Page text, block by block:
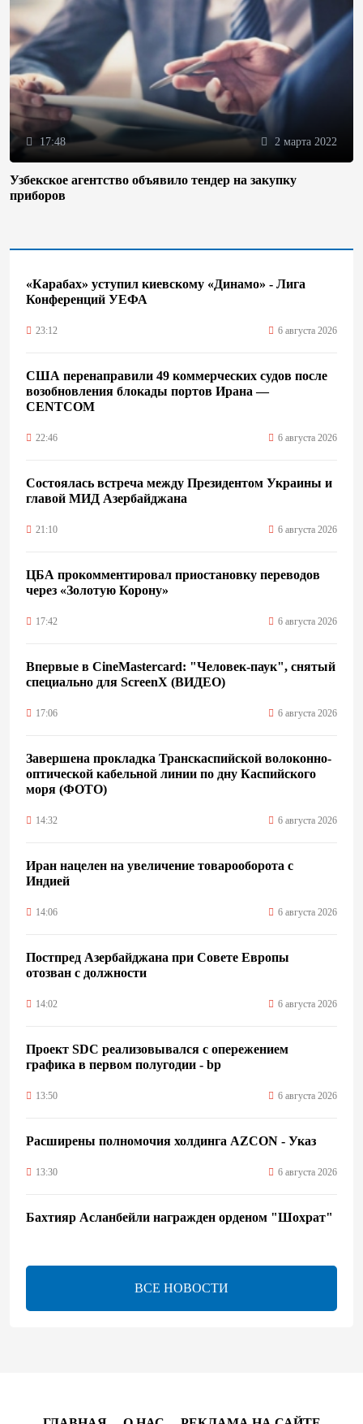
17:48 2 марта 2022
Узбекское агентство объявило тендер на закупку
приборов
«Карабах» уступил киевскому «Динамо» - Лига
Конференций УЕФА
23:12 6 августа 2026
США перенаправили 49 коммерческих судов после
возобновления блокады портов Ирана —
CENTCOM
22:46 6 августа 2026
Состоялась встреча между Президентом Украины и
главой МИД Азербайджана
21:10 6 августа 2026
ЦБА прокомментировал приостановку переводов
через «Золотую Корону»
17:42 6 августа 2026
Впервые в CineMastercard: "Человек-паук", снятый
специально для ScreenX (ВИДЕО)
17:06 6 августа 2026
Завершена прокладка Транскаспийской волоконно-
оптической кабельной линии по дну Каспийского
моря (ФОТО)
14:32 6 августа 2026
Иран нацелен на увеличение товарооборота с
Индией
14:06 6 августа 2026
Постпред Азербайджана при Совете Европы
отозван с должности
14:02 6 августа 2026
Проект SDC реализовывался с опережением
графика в первом полугодии - bp
13:50 6 августа 2026
Расширены полномочия холдинга AZCON - Указ
13:30 6 августа 2026
Бахтияр Асланбейли награжден орденом "Шохрат"
13:26 6 августа 2026
bp о ходе строительства солнечной электростанции
Азербайджан непродовольственными товарами
ВСЕ НОВОСТИ